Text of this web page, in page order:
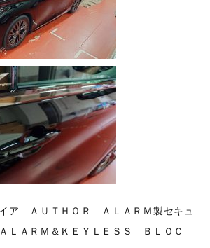
ア ＡＵＴＨＯＲ ＡＬＡＲＭ製セキュ
ＬＡＲＭ＆ＫＥＹＬＥＳＳ ＢＬＯＣ